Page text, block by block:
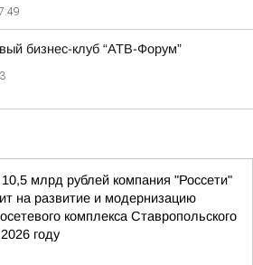
бизнес-клуб “АТВ-Форум”
млрд рублей компания "Россети"
на развитие и модернизацию
комплекса Ставропольского
году